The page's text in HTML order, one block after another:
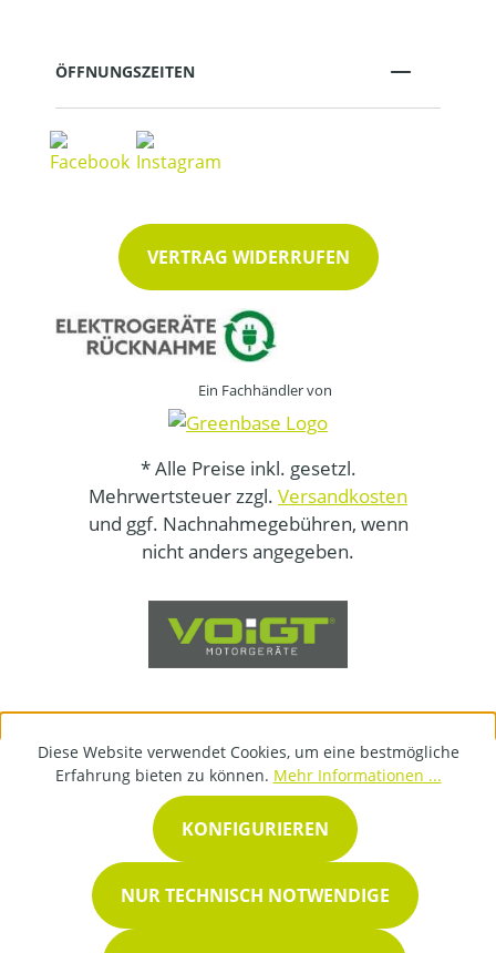
ÖFFNUNGSZEITEN
VERTRAG WIDERRUFEN
Ein Fachhändler von
* Alle Preise inkl. gesetzl.
Mehrwertsteuer zzgl. Versandkosten
und ggf. Nachnahmegebühren, wenn
nicht anders angegeben.
Diese Website verwendet Cookies, um eine bestmögliche
Erfahrung bieten zu können. Mehr Informationen ...
NUR TECHNISCH NOTWENDIGE
KONFIGURIEREN